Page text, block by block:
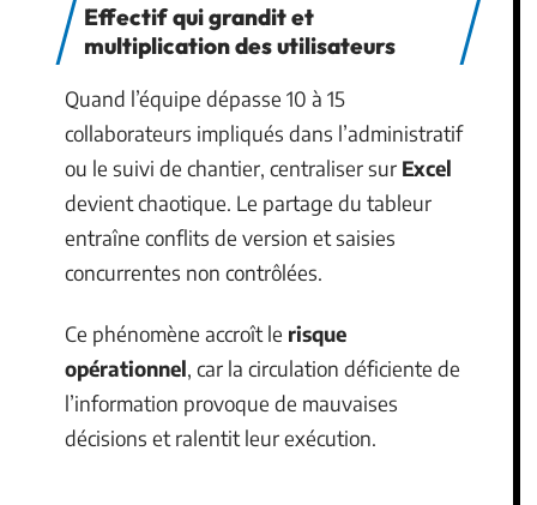
Effectif qui grandit et
multiplication des utilisateurs
Quand l’équipe dépasse 10 à 15
collaborateurs impliqués dans l’administratif
ou le suivi de chantier, centraliser sur Excel
devient chaotique. Le partage du tableur
entraîne conflits de version et saisies
concurrentes non contrôlées.
Ce phénomène accroît le risque
opérationnel, car la circulation déficiente de
l’information provoque de mauvaises
décisions et ralentit leur exécution.